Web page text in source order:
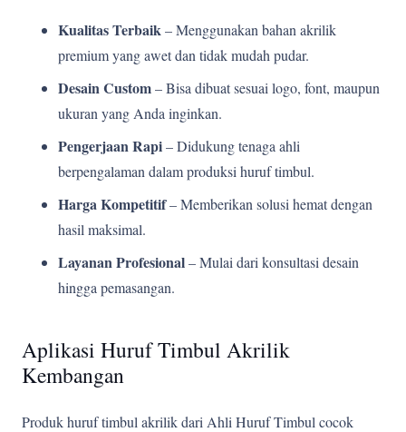
Kualitas Terbaik– Menggunakan bahan akrilik
premium yang awet dan tidak mudah pudar.
Desain Custom– Bisa dibuat sesuai logo, font, maupun
ukuran yang Anda inginkan.
Pengerjaan Rapi– Didukung tenaga ahli
berpengalaman dalam produksi huruf timbul.
Harga Kompetitif– Memberikan solusi hemat dengan
hasil maksimal.
Layanan Profesional– Mulai dari konsultasi desain
hingga pemasangan.
Aplikasi Huruf Timbul Akrilik
Kembangan
Produk huruf timbul akrilik dari Ahli Huruf Timbul cocok